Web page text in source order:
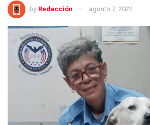
by Redacción agosto 7, 2022